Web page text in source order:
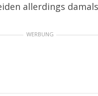
allerdings
WERBUNG